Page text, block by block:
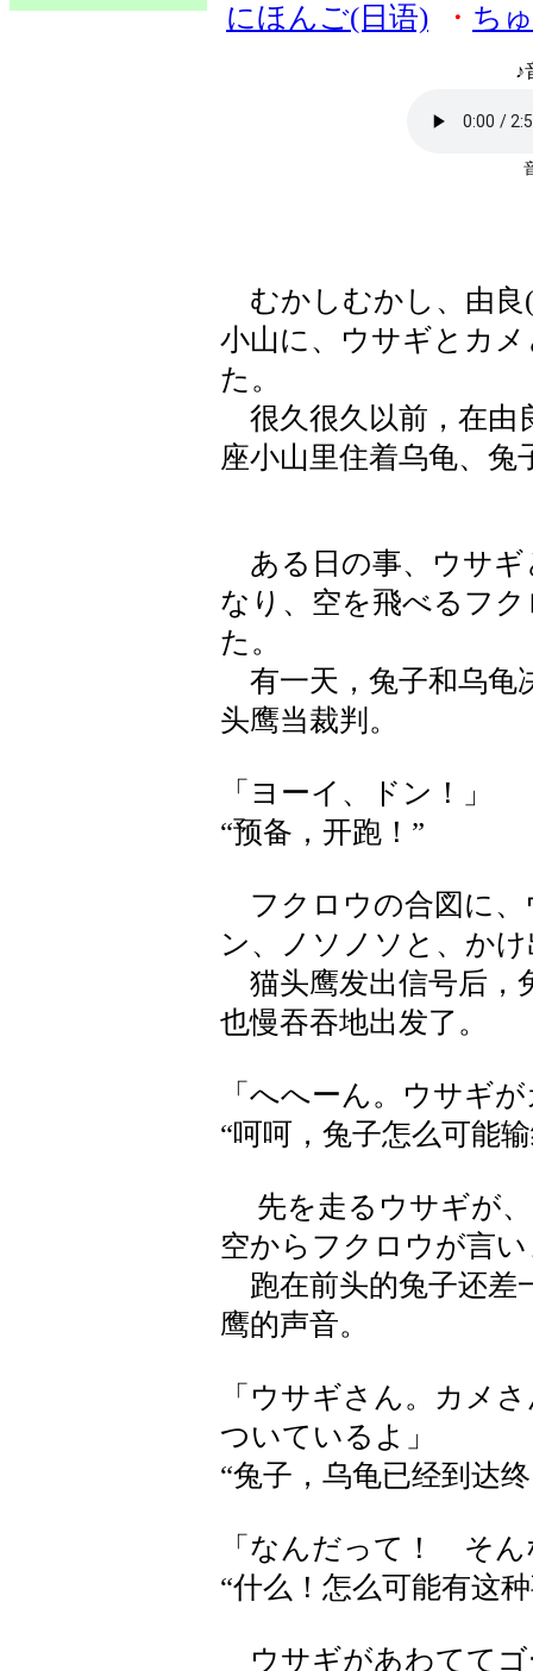
にほんご(日语) ・ ち
♪
むかしむかし、由良
小山に、ウサギとカ
た。
很久很久以前，在由
座小山里住着乌龟、兔
ある日の事、ウサギ
なり、空を飛べるフ
た。
有一天，兔子和乌龟
头鹰当裁判。
「ヨーイ、ドン！」
“预备，开跑！”
フクロウの合図に、
ン、ノソノソと、か
猫头鹰发出信号后，
也慢吞吞地出发了。
「へへーん。ウサギ
“呵呵，兔子怎么可能
先を走るウサギが、
空からフクロウが言
跑在前头的兔子还差
鹰的声音。
「ウサギさん。カメ
ついているよ」
“兔子，乌龟已经到达
「なんだって！ そ
“什么！怎么可能有这
ウサギがあわててゴ